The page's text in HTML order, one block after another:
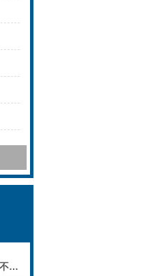
VOC采样器的八大主要功能！不妨进来看看！